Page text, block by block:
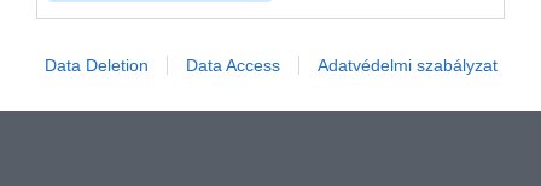
Data Deletion Data Access Adatvédelmi szabályzat